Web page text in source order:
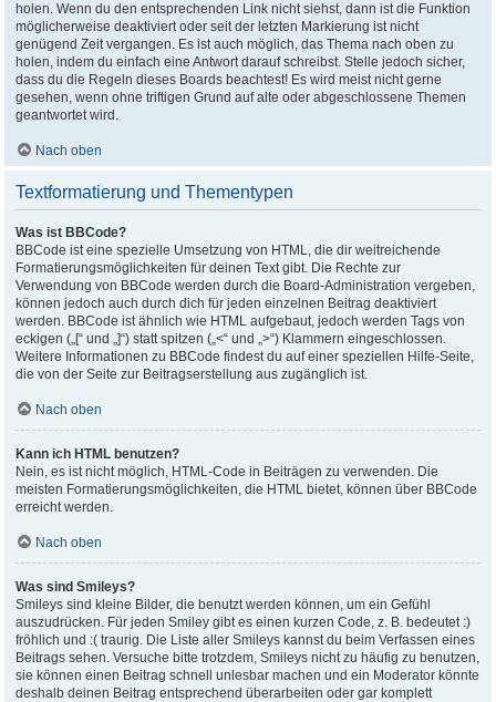
holen. Wenn du den entsprechenden Link nicht siehst, dann ist die Funktion
möglicherweise deaktiviert oder seit der letzten Markierung ist nicht
genügend Zeit vergangen. Es ist auch möglich, das Thema nach oben zu
holen, indem du einfach eine Antwort darauf schreibst. Stelle jedoch sicher,
dass du die Regeln dieses Boards beachtest! Es wird meist nicht gerne
gesehen, wenn ohne triftigen Grund auf alte oder abgeschlossene Themen
geantwortet wird.
Nach oben
Textformatierung und Thementypen
Was ist BBCode?
BBCode ist eine spezielle Umsetzung von HTML, die dir weitreichende
Formatierungsmöglichkeiten für deinen Text gibt. Die Rechte zur
Verwendung von BBCode werden durch die Board-Administration vergeben,
können jedoch auch durch dich für jeden einzelnen Beitrag deaktiviert
werden. BBCode ist ähnlich wie HTML aufgebaut, jedoch werden Tags von
eckigen („[“ und „]“) statt spitzen („<“ und „>“) Klammern eingeschlossen.
Weitere Informationen zu BBCode findest du auf einer speziellen Hilfe-Seite,
die von der Seite zur Beitragserstellung aus zugänglich ist.
Nach oben
Kann ich HTML benutzen?
Nein, es ist nicht möglich, HTML-Code in Beiträgen zu verwenden. Die
meisten Formatierungsmöglichkeiten, die HTML bietet, können über BBCode
erreicht werden.
Nach oben
Was sind Smileys?
Smileys sind kleine Bilder, die benutzt werden können, um ein Gefühl
auszudrücken. Für jeden Smiley gibt es einen kurzen Code, z. B. bedeutet :)
fröhlich und :( traurig. Die Liste aller Smileys kannst du beim Verfassen eines
Beitrags sehen. Versuche bitte trotzdem, Smileys nicht zu häufig zu benutzen,
sie können einen Beitrag schnell unlesbar machen und ein Moderator könnte
deshalb deinen Beitrag entsprechend überarbeiten oder gar komplett